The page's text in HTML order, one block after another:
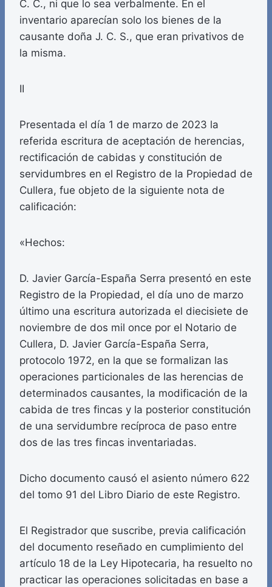
C. C., ni que lo sea verbalmente. En el
inventario aparecían solo los bienes de la
causante doña J. C. S., que eran privativos de
la misma.
II
Presentada el día 1 de marzo de 2023 la
referida escritura de aceptación de herencias,
rectificación de cabidas y constitución de
servidumbres en el Registro de la Propiedad de
Cullera, fue objeto de la siguiente nota de
calificación:
«Hechos:
D. Javier García-España Serra presentó en este
Registro de la Propiedad, el día uno de marzo
último una escritura autorizada el diecisiete de
noviembre de dos mil once por el Notario de
Cullera, D. Javier García-España Serra,
protocolo 1972, en la que se formalizan las
operaciones particionales de las herencias de
determinados causantes, la modificación de la
cabida de tres fincas y la posterior constitución
de una servidumbre recíproca de paso entre
dos de las tres fincas inventariadas.
Dicho documento causó el asiento número 622
del tomo 91 del Libro Diario de este Registro.
El Registrador que suscribe, previa calificación
del documento reseñado en cumplimiento del
artículo 18 de la Ley Hipotecaria, ha resuelto no
practicar las operaciones solicitadas en base a